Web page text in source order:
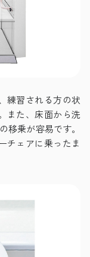
練習される方の状
また、床面から洗
移乗が容易です。
チェアに乗ったま